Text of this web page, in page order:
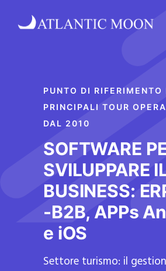
PUNTO DI RIFERIMENTO
PRINCIPALI TOUR
DAL 2010
SOFTWARE
SVILUPPARE
BUSINESS:
-B2B, APPs
e iOS
Settore turismo: il